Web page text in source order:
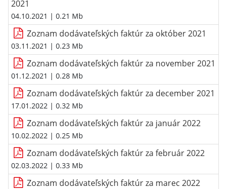
2021
04.10.2021 | 0.21 Mb
Zoznam dodávateľských faktúr za október 2021
03.11.2021 | 0.23 Mb
Zoznam dodávateľských faktúr za november 2021
01.12.2021 | 0.28 Mb
Zoznam dodávateľských faktúr za december 2021
17.01.2022 | 0.32 Mb
Zoznam dodávateľských faktúr za január 2022
10.02.2022 | 0.25 Mb
Zoznam dodávateľských faktúr za február 2022
02.03.2022 | 0.33 Mb
Zoznam dodávateľských faktúr za marec 2022